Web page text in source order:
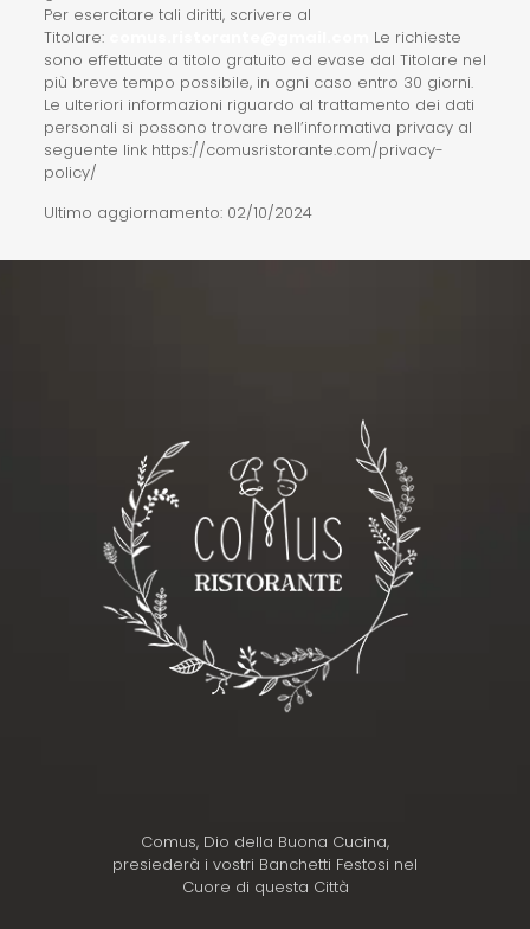
Per esercitare tali diritti, scrivere al
Titolare:
Le richieste
sono effettuate a titolo gratuito ed evase dal Titolare nel
più breve tempo possibile, in ogni caso entro 30 giorni.
Le ulteriori informazioni riguardo al trattamento dei dati
personali si possono trovare nell’informativa privacy al
seguente link https://comusristorante.com/privacy-
policy/
Ultimo aggiornamento: 02/10/2024
Comus, Dio della Buona Cucina,
presiederà i vostri Banchetti Festosi nel
Cuore di questa Città